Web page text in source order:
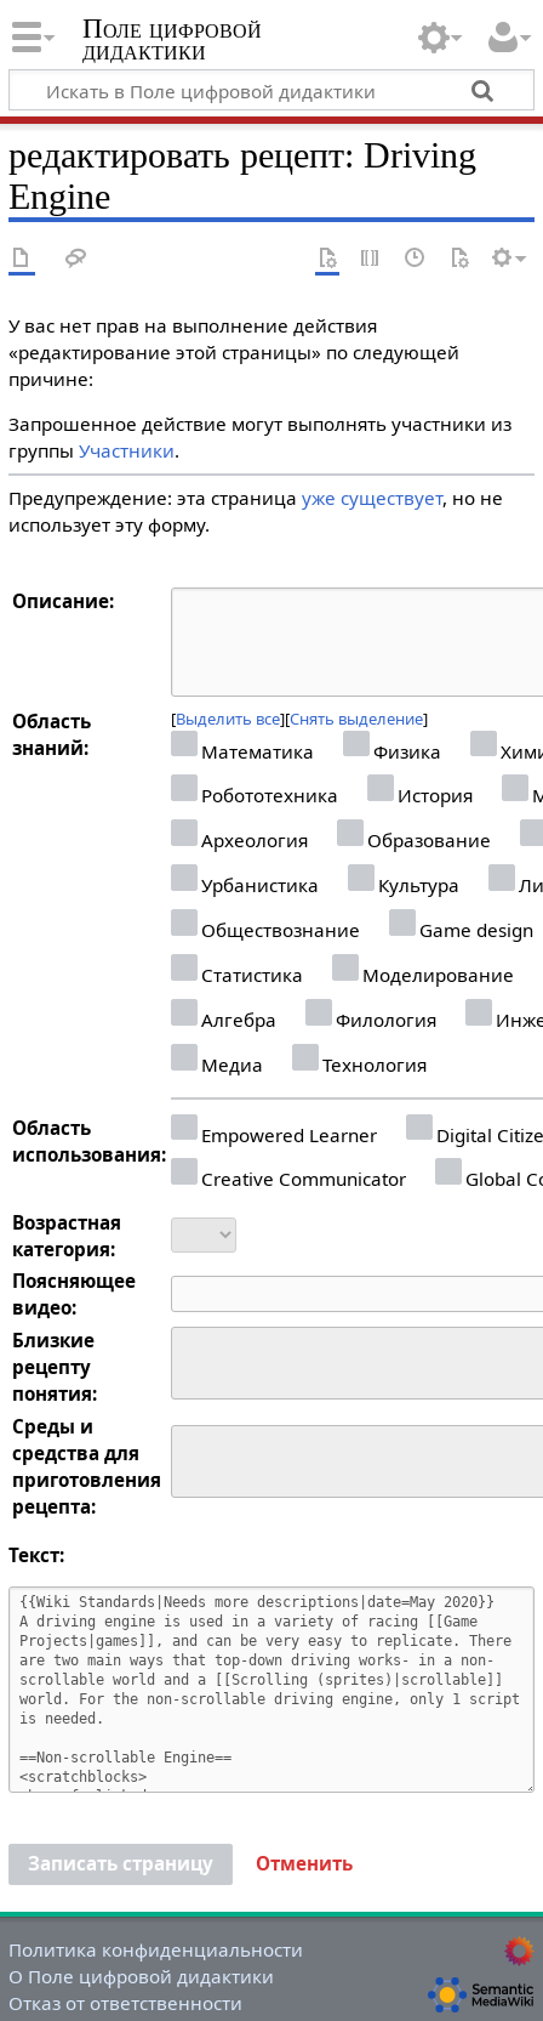
Поле цифровой
дидактики
редактировать рецепт: Driving
Engine
У вас нет прав на выполнение действия
«редактирование этой страницы» по следующей
причине:
Запрошенное действие могут выполнять участники из
группы Участники.
Предупреждение: эта страница уже существует, но не
использует эту форму.
Описание:
Область
знаний:
Выделить все Снять выделение
Математика Физика
Робототехника
История
Археология
Образование
Урбанистика
Культура
Обществознание
Game design
Статистика
Моделирование
Алгебра
Филология
Медиа
Технология
Область
использования:
Empowered Learner
Digital
Creative Communicator
Global
Возрастная
категория:
Поясняющее
видео:
Близкие
рецепту
понятия:
Среды и
средства для
приготовления
рецепта:
Текст:
Записать страницу Отменить
Политика конфиденциальности
О Поле цифровой дидактики
Отказ от ответственности